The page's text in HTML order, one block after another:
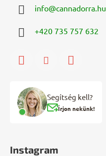
info@cannadorra.hu
+420 735 757 632
Segítség kell?
Írjon nekünk!
Instagram